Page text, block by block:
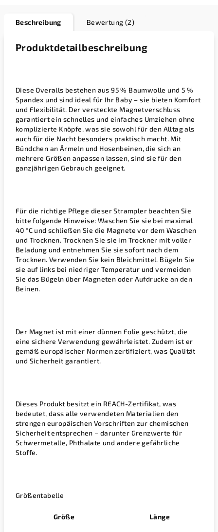
Beschreibung Bewertung (2)
Produktdetailbeschreibung
Diese Overalls bestehen aus 95 % Baumwolle und 5 %
Spandex und sind ideal für Ihr Baby – sie bieten Komfort
und Flexibilität. Der versteckte Magnetverschluss
garantiert ein schnelles und einfaches Umziehen ohne
komplizierte Knöpfe, was sie sowohl für den Alltag als
auch für die Nacht besonders praktisch macht. Mit
Bündchen an Ärmeln und Hosenbeinen, die sich an
mehrere Größen anpassen lassen, sind sie für den
ganzjährigen Gebrauch geeignet.
Für die richtige Pflege dieser Strampler beachten Sie
bitte folgende Hinweise: Waschen Sie sie bei maximal
40 °C und schließen Sie die Magnete vor dem Waschen
und Trocknen. Trocknen Sie sie im Trockner mit voller
Beladung und entnehmen Sie sie sofort nach dem
Trocknen. Verwenden Sie kein Bleichmittel. Bügeln Sie
sie auf links bei niedriger Temperatur und vermeiden
Sie das Bügeln über Magneten oder Aufdrucke an den
Beinen.
Der Magnet ist mit einer dünnen Folie geschützt, die
eine sichere Verwendung gewährleistet. Zudem ist er
gemäß europäischer Normen zertifiziert, was Qualität
und Sicherheit garantiert.
Dieses Produkt besitzt ein REACH-Zertifikat, was
bedeutet, dass alle verwendeten Materialien den
strengen europäischen Vorschriften zur chemischen
Sicherheit entsprechen – darunter Grenzwerte für
Schwermetalle, Phthalate und andere gefährliche
Stoffe.
Größentabelle
Größe Länge